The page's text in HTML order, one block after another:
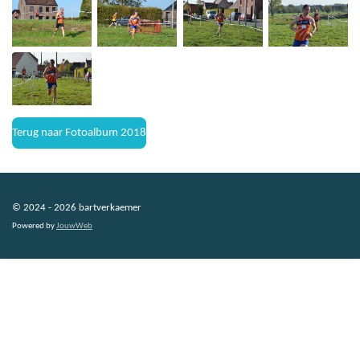
Terug naar Fotoalbum 2018
© 2024 - 2026 bartverkaemer
Powered byJouwWeb